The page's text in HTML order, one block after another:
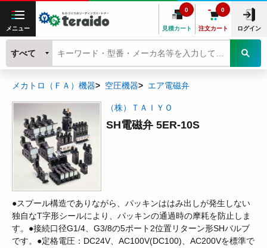
メニュー 見積カート
0
注文カート
0
ログイン
すべて
メカトロ（ＦＡ）機器 空圧機器 エア電磁弁
（株）ＴＡＩＹＯ
SH電磁弁 5ER-10S
●スプール構造でありながら、パッキンははみ出しが発生しない
独自なT字形シールにより、パッキンの通過時の摩耗を防止しま
す。●接続口径G1/4、G3/8の5ポート2位置リターン形SHバルブ
です。●定格電圧：DC24V、AC100V(DC100)、AC200Vを標準で